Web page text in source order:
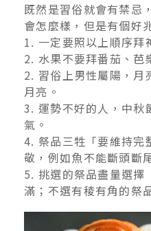
既然是習俗就會有禁忌
會怎麼樣，但是有個好
1. 一定要照以上順序拜
2. 水果不要拜番茄、芭
2. 習俗上男性屬陽，月
月亮。
3. 運勢不好的人，中秋
氣。
4. 祭品三牲「要維持完
敬，例如魚不能斷頭斷
5. 挑選的祭品盡量選擇
滿；不選有稜有角的祭